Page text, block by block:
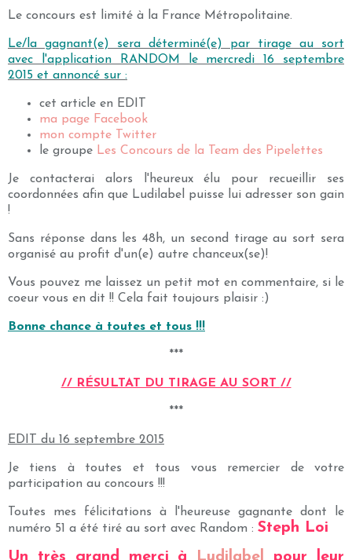
Le concours est limité à la France Métropolitaine.
Le/la gagnant(e) sera déterminé(e) par tirage au sort
avec l'application RANDOM le mercredi 16 septembre
2015 et annoncé sur :
cet article en EDIT
ma page Facebook
mon compte Twitter
le groupe Les Concours de la Team des Pipelettes
Je contacterai alors l'heureux élu pour recueillir ses
coordonnées afin que Ludilabel puisse lui adresser son gain
!
Sans réponse dans les 48h, un second tirage au sort sera
organisé au profit d'un(e) autre chanceux(se)!
Vous pouvez me laissez un petit mot en commentaire, si le
coeur vous en dit !! Cela fait toujours plaisir :)
Bonne chance à toutes et tous !!!
***
// RÉSULTAT DU TIRAGE AU SORT //
***
EDIT du 16 septembre 2015
Je tiens à toutes et tous vous remercier de votre
participation au concours !!!
Toutes mes félicitations à l'heureuse gagnante dont le
numéro 51 a été tiré au sort avec Random : Steph Loi
Un très grand merci à
Ludilabel pour leur